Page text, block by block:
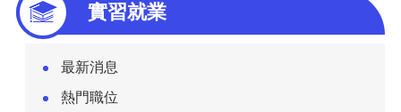
實習就業
最新消息
熱門職位